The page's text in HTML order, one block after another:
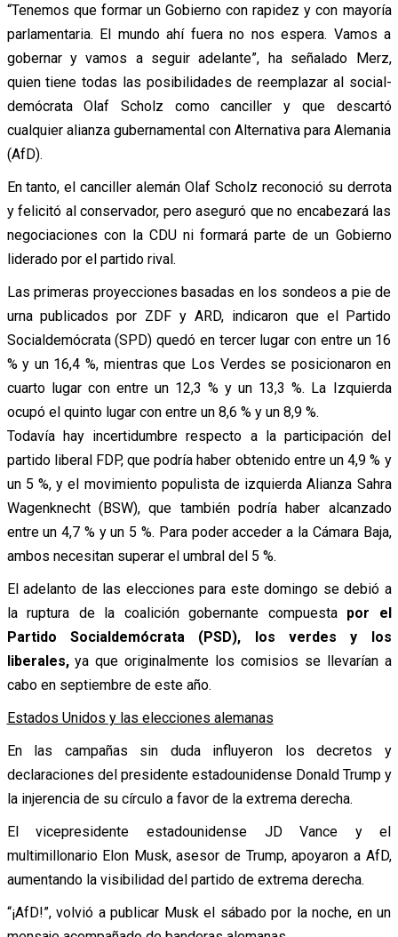
“Tenemos que formar un Gobierno con rapidez y con mayoría
parlamentaria. El mundo ahí fuera no nos espera. Vamos a
gobernar y vamos a seguir adelante”, ha señalado Merz,
quien tiene todas las posibilidades de reemplazar al social-
demócrata Olaf Scholz como canciller y que descartó
cualquier alianza gubernamental con Alternativa para Alemania
(AfD).
En tanto, el canciller alemán Olaf Scholz reconoció su derrota
y felicitó al conservador, pero aseguró que no encabezará las
negociaciones con la CDU ni formará parte de un Gobierno
liderado por el partido rival.
Las primeras proyecciones basadas en los sondeos a pie de
urna publicados por ZDF y ARD, indicaron que el Partido
Socialdemócrata (SPD) quedó en tercer lugar con entre un 16
% y un 16,4 %, mientras que Los Verdes se posicionaron en
cuarto lugar con entre un 12,3 % y un 13,3 %. La Izquierda
ocupó el quinto lugar con entre un 8,6 % y un 8,9 %.
Todavía hay incertidumbre respecto a la participación del
partido liberal FDP, que podría haber obtenido entre un 4,9 % y
un 5 %, y el movimiento populista de izquierda Alianza Sahra
Wagenknecht (BSW), que también podría haber alcanzado
entre un 4,7 % y un 5 %. Para poder acceder a la Cámara Baja,
ambos necesitan superar el umbral del 5 %.
El adelanto de las elecciones para este domingo se debió a
la ruptura de la coalición gobernante compuesta por el
Partido Socialdemócrata (PSD), los verdes y los
liberales,ya que originalmente los comisios se llevarían a
cabo en septiembre de este año.
Estados Unidos y las elecciones alemanas
En las campañas sin duda influyeron los decretos y
declaraciones del presidente estadounidense Donald Trump y
la injerencia de su círculo a favor de la extrema derecha.
El vicepresidente estadounidense JD Vance y el
multimillonario Elon Musk, asesor de Trump, apoyaron a AfD,
aumentando la visibilidad del partido de extrema derecha.
“¡AfD!”, volvió a publicar Musk el sábado por la noche, en un